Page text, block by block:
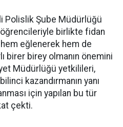
Polislik Şube Müdürlüğü
birlikte fidan
hem eğlenerek hem de
birer birey olmanın önemini
Müdürlüğü yetkilileri,
kazandırmanın yanı
için yapılan bu tür
çekti.